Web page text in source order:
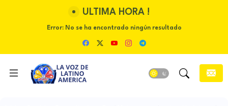
ULTIMA HORA !
Error:No se ha encontrado ningún resultado